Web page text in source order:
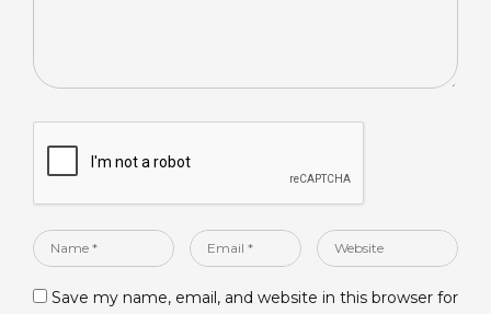
Name
Email
Website
Save my name, email, and website in this browser for